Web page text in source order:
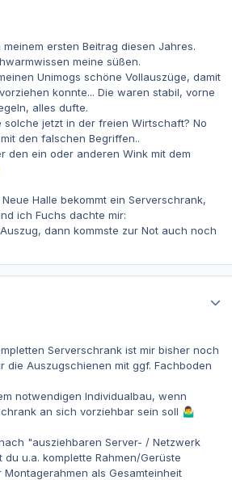
ersten Beitrag diesen Jahres.
meine süßen.
Unimogs schöne Vollauszüge, damit
konnte... Die waren stabil, vorne
alles dufte.
solche jetzt in der freien Wirtschaft? No
den falschen Begriffen..
den ein oder anderen Wink mit dem
Halle bekommt ein Serverschrank,
ich Fuchs dachte mir:
dann kommste zur Not auch noch
Serverschrank ist mir bisher noch
die Auszugschienen mit ggf. Fachboden
notwendigen Individualbau, wenn
an sich vorziehbar sein soll 🤷‍♂️
"ausziehbaren Server- / Netzwerk
du u.a. komplette Rahmen/Gerüste
als Gesamteinheit